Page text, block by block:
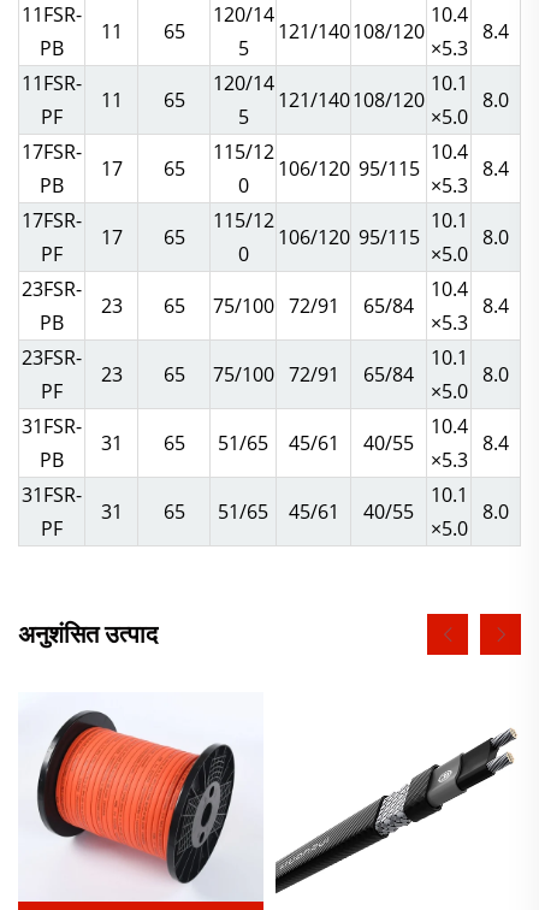
11FSR-
PB
11 65
120/14
5
121/140108/120
10.4
×5.3
8.4
11FSR-
PF
11 65
120/14
5
121/140108/120
10.1
×5.0
8.0
17FSR-
PB
17 65
115/12
0
106/120 95/115
10.4
×5.3
8.4
17FSR-
PF
17 65
115/12
0
106/120 95/115
10.1
×5.0
8.0
23FSR-
PB
23 65 75/100 72/91 65/84
10.4
×5.3
8.4
23FSR-
PF
23 65 75/100 72/91 65/84
10.1
×5.0
8.0
31FSR-
PB
31 65 51/65 45/61 40/55
10.4
×5.3
8.4
31FSR-
PF
31 65 51/65 45/61 40/55
10.1
×5.0
8.0
अनुशंसित उत्पाद